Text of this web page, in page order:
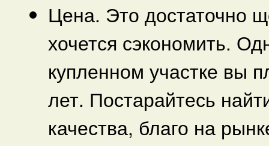
Цена. Это достаточно
хочется сэкономить.
купленном участке вы
лет. Постарайтесь
качества, благо на